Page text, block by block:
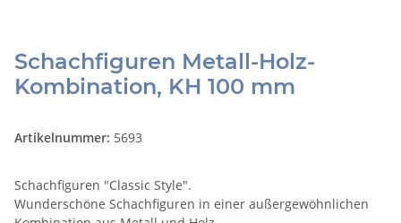
Schachfiguren Metall-Holz-
Kombination, KH 100 mm
Artikelnummer: 5693
Schachfiguren "Classic Style".
Wunderschöne Schachfiguren in einer außergewöhnlichen